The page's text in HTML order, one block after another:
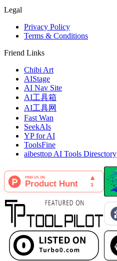
Legal
Privacy Policy
Terms & Conditions
Friend Links
Chibi Art
AIStage
AI Nav Site
AI工具箱
AI工具网
Fast Wan
SeekAIs
YP for AI
ToolsFine
aibesttop AI Tools Diresctory